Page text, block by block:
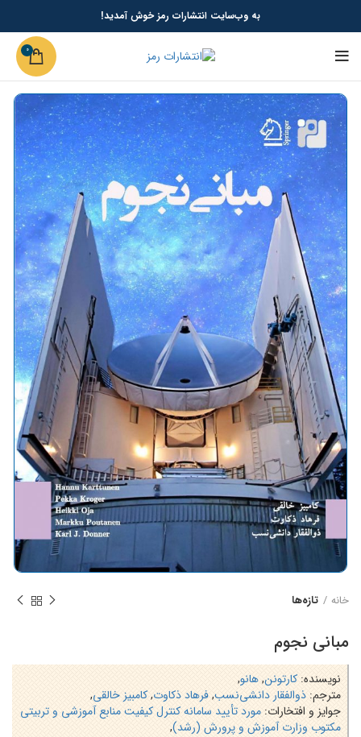
به وب‌سایت انتشارات رمز خوش آمدید!
0
خانه تازه‌ها
مبانی نجوم
نویسنده: کارتونن,هانو,
مترجم: ذوالفقار دانشی‌نسب,فرهاد ذکاوت,کامبیز خالقی,
جوایز و افتخارات: مورد تأیید سامانه کنترل کیفیت منابع آموزشی و تربیتی
مکتوب وزارت آموزش و پرورش (رشد),